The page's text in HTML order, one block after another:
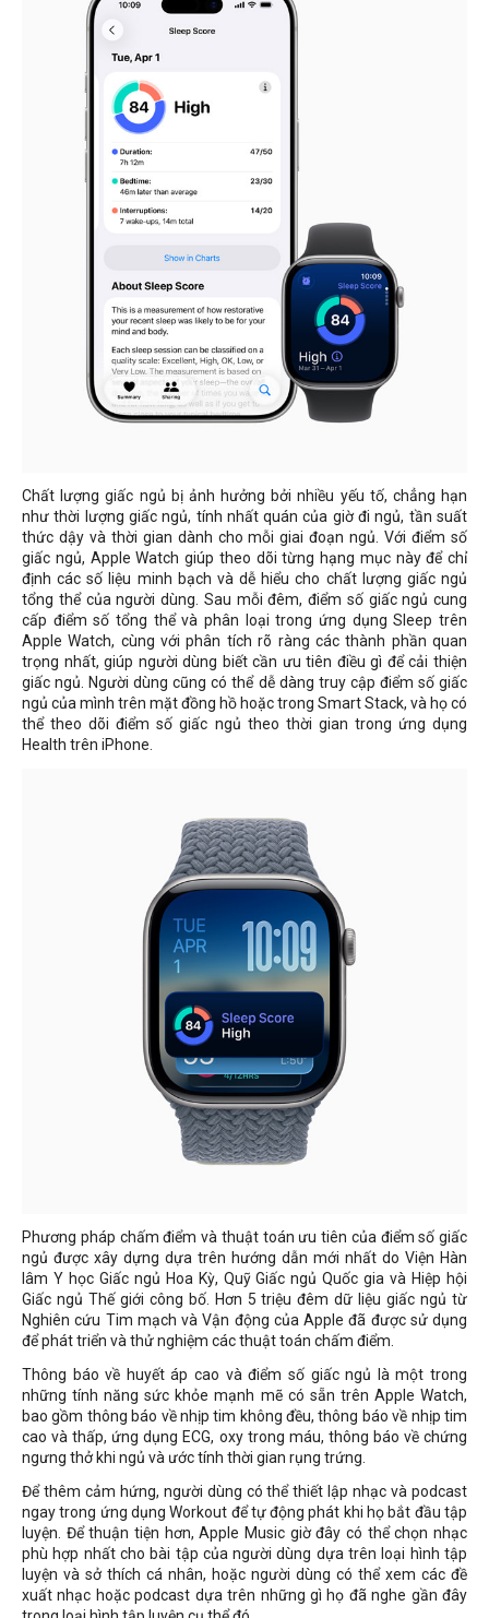
Chất lượng giấc ngủ bị ảnh hưởng bởi nhiều yếu tố, chẳng hạn
như thời lượng giấc ngủ, tính nhất quán của giờ đi ngủ, tần suất
thức dậy và thời gian dành cho mỗi giai đoạn ngủ. Với điểm số
giấc ngủ, Apple Watch giúp theo dõi từng hạng mục này để chỉ
định các số liệu minh bạch và dễ hiểu cho chất lượng giấc ngủ
tổng thể của người dùng. Sau mỗi đêm, điểm số giấc ngủ cung
cấp điểm số tổng thể và phân loại trong ứng dụng Sleep trên
Apple Watch, cùng với phân tích rõ ràng các thành phần quan
trọng nhất, giúp người dùng biết cần ưu tiên điều gì để cải thiện
giấc ngủ. Người dùng cũng có thể dễ dàng truy cập điểm số giấc
ngủ của mình trên mặt đồng hồ hoặc trong Smart Stack, và họ có
thể theo dõi điểm số giấc ngủ theo thời gian trong ứng dụng
Health trên iPhone.
Phương pháp chấm điểm và thuật toán ưu tiên của điểm số giấc
ngủ được xây dựng dựa trên hướng dẫn mới nhất do Viện Hàn
lâm Y học Giấc ngủ Hoa Kỳ, Quỹ Giấc ngủ Quốc gia và Hiệp hội
Giấc ngủ Thế giới công bố. Hơn 5 triệu đêm dữ liệu giấc ngủ từ
Nghiên cứu Tim mạch và Vận động của Apple đã được sử dụng
để phát triển và thử nghiệm các thuật toán chấm điểm.
Thông báo về huyết áp cao và điểm số giấc ngủ là một trong
những tính năng sức khỏe mạnh mẽ có sẵn trên Apple Watch,
bao gồm thông báo về nhịp tim không đều, thông báo về nhịp tim
cao và thấp, ứng dụng ECG, oxy trong máu, thông báo về chứng
ngưng thở khi ngủ và ước tính thời gian rụng trứng.
Để thêm cảm hứng, người dùng có thể thiết lập nhạc và podcast
ngay trong ứng dụng Workout để tự động phát khi họ bắt đầu tập
luyện. Để thuận tiện hơn, Apple Music giờ đây có thể chọn nhạc
phù hợp nhất cho bài tập của người dùng dựa trên loại hình tập
luyện và sở thích cá nhân, hoặc người dùng có thể xem các đề
xuất nhạc hoặc podcast dựa trên những gì họ đã nghe gần đây